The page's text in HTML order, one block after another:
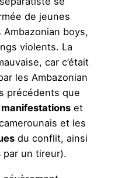
de jeunes
boys,
violents. La
car c’était
les Ambazonian
précédents que
manifestations et
et les
du conflit, ainsi
par un tireur).